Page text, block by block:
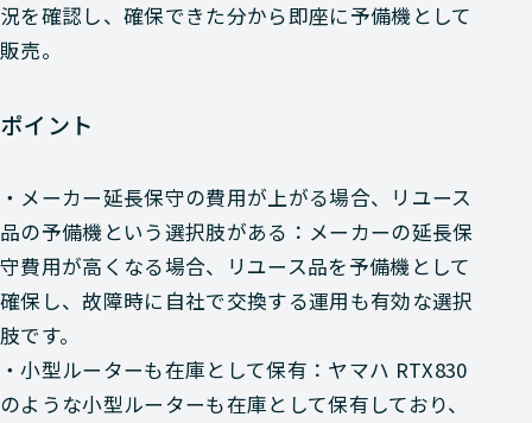
況を確認し、確保できた分から即座に予備機として
販売。
ポイント
・メーカー延長保守の費用が上がる場合、リユース
品の予備機という選択肢がある：メーカーの延長保
守費用が高くなる場合、リユース品を予備機として
確保し、故障時に自社で交換する運用も有効な選択
肢です。
・小型ルーターも在庫として保有：ヤマハ RTX830
のような小型ルーターも在庫として保有しており、